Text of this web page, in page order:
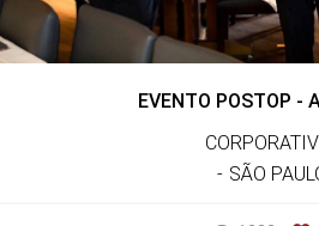
EVENTO POSTOP -
SÃO